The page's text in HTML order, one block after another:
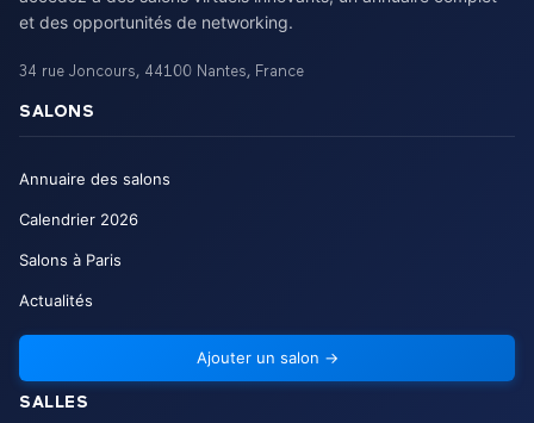
et des opportunités de networking.
34 rue Joncours, 44100 Nantes, France
SALONS
Annuaire des salons
Calendrier 2026
Salons à Paris
Actualités
Ajouter un salon →
SALLES